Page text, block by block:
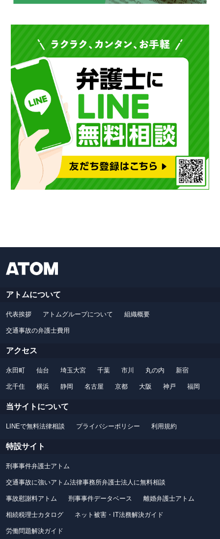
アトムについて
代表挨拶 アトムグループについて 組織概要
交通事故の弁護士費用
アクセス
永田町 仙台 埼玉大宮 千葉 市川 丸の内 新宿
北千住 横浜 静岡 名古屋 京都 大阪 神戸 福岡
当サイトについて
LINEで無料法律相談 プライバシーポリシー 利用規約
特設サイト
刑事事件弁護士アトム
交通事故に強いアトム法律事務所弁護士法人に無料相談
事故慰謝料アトム 刑事事件データベース 離婚弁護士アトム
相続税理士カタログ ネット被害・IT法務解決ガイド
労働問題解決ガイド